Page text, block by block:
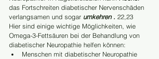
das Fortschreiten diabetischer Nervenschäden
verlangsamen und sogar umkehren . 22,23
Hier sind einige wichtige Möglichkeiten, wie
Omega-3-Fettsäuren bei der Behandlung von
diabetischer Neuropathie helfen können:
Menschen mit diabetischer Neuropathie